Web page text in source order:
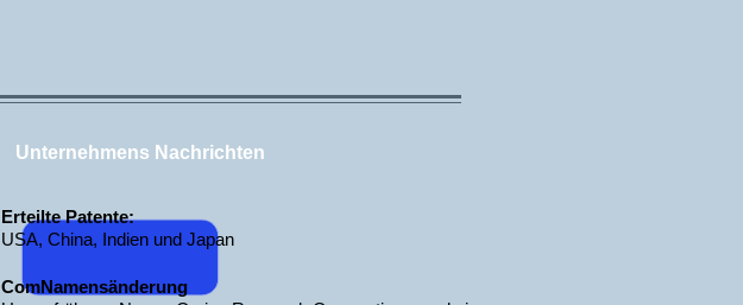
Unternehmens Nachrichten
Erteilte Patente:
USA, China, Indien und Japan
ComNamensänderung